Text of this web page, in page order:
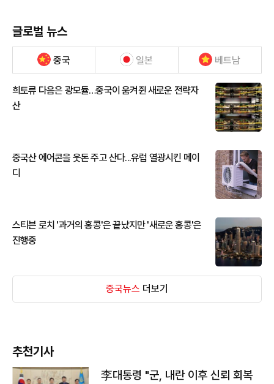
글로벌 뉴스
중국 일본 베트남
희토류 다음은 광모듈…중국이 움켜쥔 새로운 전략자
산
중국산 에어콘을 웃돈 주고 산다...유럽 열광시킨 메이
디
스티븐 로치 '과거의 홍콩'은 끝났지만 '새로운 홍콩'은
진행중
중국뉴스 더보기
추천기사
李대통령 "군, 내란 이후 신뢰 회복